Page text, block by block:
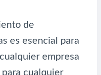
de
es esencial para
empresa
cualquier